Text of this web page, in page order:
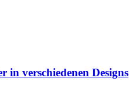
in verschiedenen Designs